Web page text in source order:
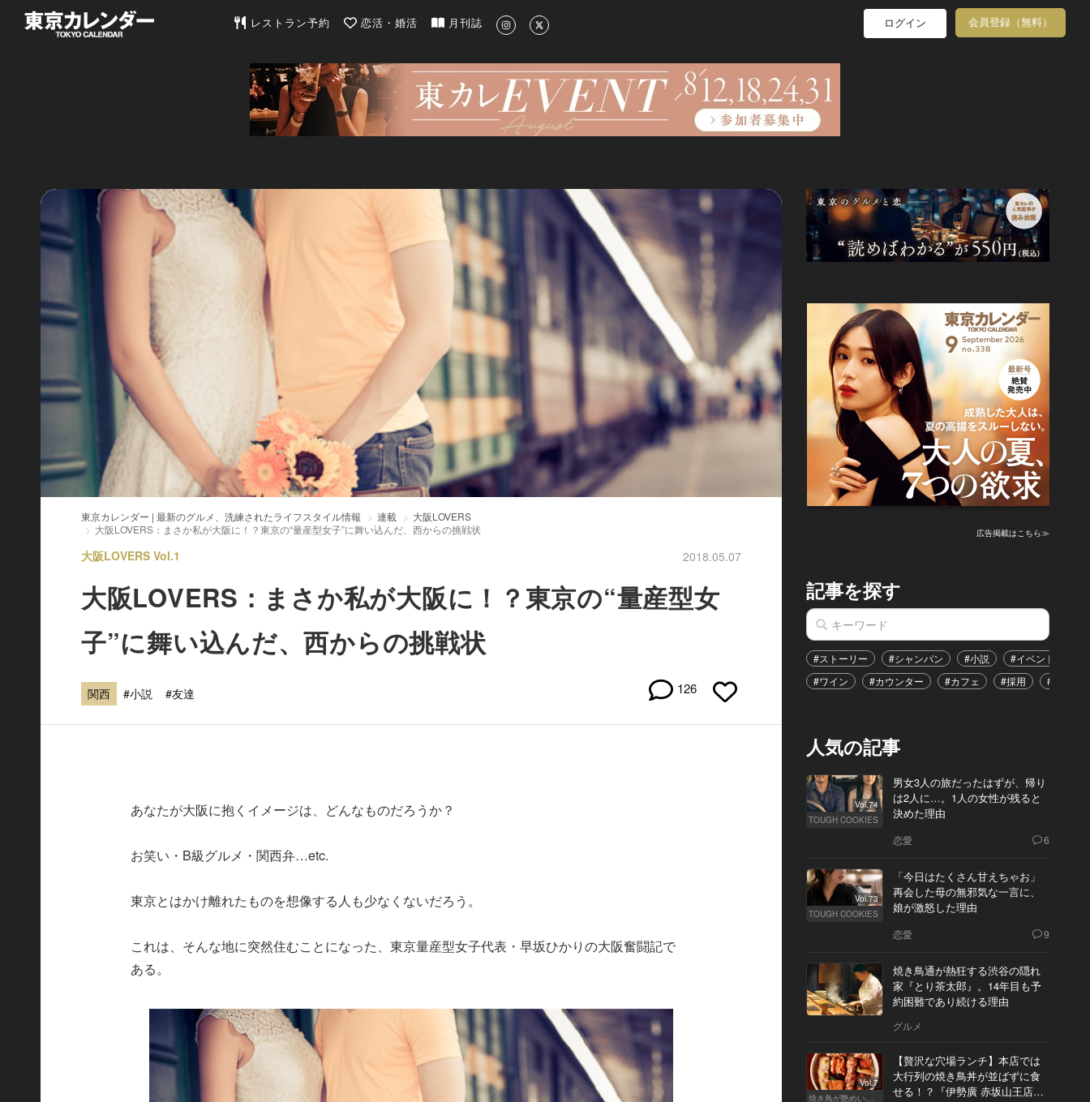
東京カレンダー | 最新のグルメ、洗練されたライフスタイル情報
レストラン予約 恋活・婚活 月刊誌 ログイン 会員登録（無料）
東京カレンダー | 最新のグルメ、洗練されたライフスタイル情報 連載
大阪LOVERS
大阪LOVERS：まさか私が大阪に！？東京の“量産型女子”に舞い込んだ、西からの挑戦状
大阪LOVERS Vol.1 2018.05.07
大阪LOVERS：まさか私が大阪に！？東京の“量産型女
子”に舞い込んだ、西からの挑戦状
関西 #小説 #友達 126
あなたが大阪に抱くイメージは、どんなものだろうか？
お笑い・B級グルメ・関西弁…etc.
東京とはかけ離れたものを想像する人も少なくないだろう。
これは、そんな地に突然住むことになった、東京量産型女子代表・早坂ひかりの大阪奮闘記で
ある。
広告掲載はこちら≫
記事を探す
#ストーリー #シャンパン #小説 #イベント
#ワイン
#カウンター #カフェ #採用 #恋愛
人気の記事
Vol.74
TOUGH COOKIES
男女3人の旅だったはずが、帰り
は2人に…。1人の女性が残ると
決めた理由
恋愛 6
Vol.73
TOUGH COOKIES
「今日はたくさん甘えちゃお」
再会した母の無邪気な一言に、
娘が激怒した理由
恋愛 9
焼き鳥通が熱狂する渋谷の隠れ
家『とり茶太郎』。14年目も予
約困難であり続ける理由
グルメ
Vol.7
焼き鳥が艶めいてきた
【贅沢な穴場ランチ】本店では
大行列の焼き鳥丼が並ばずに食
せる！？『伊勢廣 赤坂山王店』